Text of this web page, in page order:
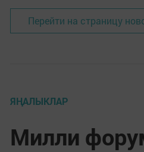
Перейти на страницу
ЯҢАЛЫКЛАР
Милли